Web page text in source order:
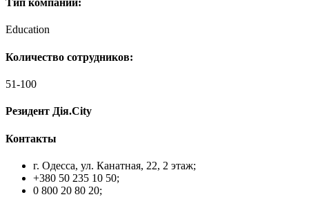
Тип компании:
Education
Количество сотрудников:
51-100
Резидент Дія.City
Контакты
г. Одесса, ул. Канатная, 22, 2 этаж;
+380 50 235 10 50;
0 800 20 80 20;